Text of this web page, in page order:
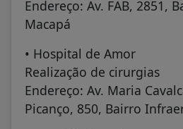
Endereço: Av. FAB, 2851,
Macapá
• Hospital de Amor
Realização de cirurgias
Endereço: Av. Maria
Picanço, 850, Bairro